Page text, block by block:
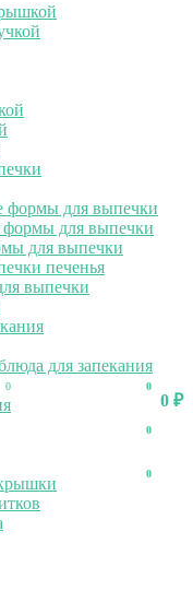
0
0 ₽
0
0
0
формы для выпечки
для выпечки
для выпечки
печенья
выпечки
для запекания